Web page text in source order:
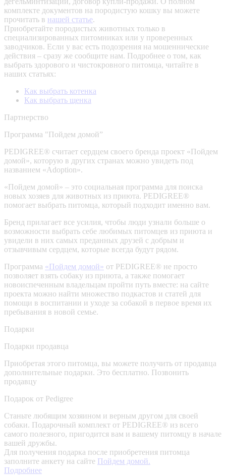
комплекте документов на породистую кошку вы можете
прочитать в нашей статье.
Приобретайте породистых животных только в
специализированных питомниках или у проверенных
заводчиков. Если у вас есть подозрения на мошеннические
действия – сразу же сообщите нам. Подробнее о том, как
выбрать здорового и чистокровного питомца, читайте в
наших статьях:
Как выбрать котенка
Как выбрать щенка
Партнерство
Программа "Пойдем домой”
PEDIGREE® считает сердцем своего бренда проект «Пойдем
домой», которую в других странах можно увидеть под
названием «Adoption».
«Пойдем домой» – это социальная программа для поиска
новых хозяев для животных из приюта. PEDIGREE®
помогает выбрать питомца, который подходит именно вам.
Бренд прилагает все усилия, чтобы люди узнали больше о
возможности выбрать себе любимых питомцев из приюта и
увидели в них самых преданных друзей с добрым и
отзывчивым сердцем, которые всегда будут рядом.
Программа «Пойдем домой» от PEDIGREE® не просто
позволяет взять собаку из приюта, а также помогает
новоиспеченным владельцам пройти путь вместе: на сайте
проекта можно найти множество подкастов и статей для
помощи в воспитании и уходе за собакой в первое время их
пребывания в новой семье.
Подарки
Подарки продавца
Приобретая этого питомца, вы можете получить от продавца
дополнительные подарки. Это бесплатно. Позвонить
продавцу
Подарок от Pedigree
Станьте любящим хозяином и верным другом для своей
собаки. Подарочный комплект от PEDIGREE® из всего
самого полезного, пригодится вам и вашему питомцу в начале
вашей дружбы.
Для получения подарка после приобретения питомца
заполните анкету на сайте Пойдем домой.
Подробнее